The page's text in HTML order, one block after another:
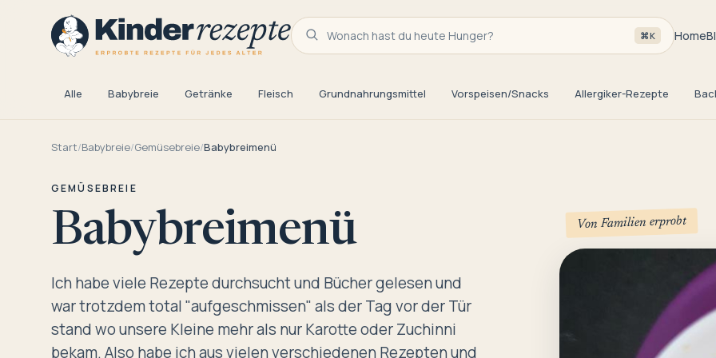
Wonach hast du heute Hunger? ⌘K Home
Alle Babybreie Getränke Fleisch Grundnahrungsmittel Vorspeisen/Snacks Allergiker-Rezepte
Start/Babybreie/Gemüsebreie/Babybreimenü
GEMÜSEBREIE
Babybreimenü
Ich habe viele Rezepte durchsucht und Bücher gelesen und
war trotzdem total "aufgeschmissen" als der Tag vor der Tür
stand wo unsere Kleine mehr als nur Karotte oder Zuchinni
bekam. Also habe ich aus vielen verschiedenen Rezepten und
Von Familien erprobt